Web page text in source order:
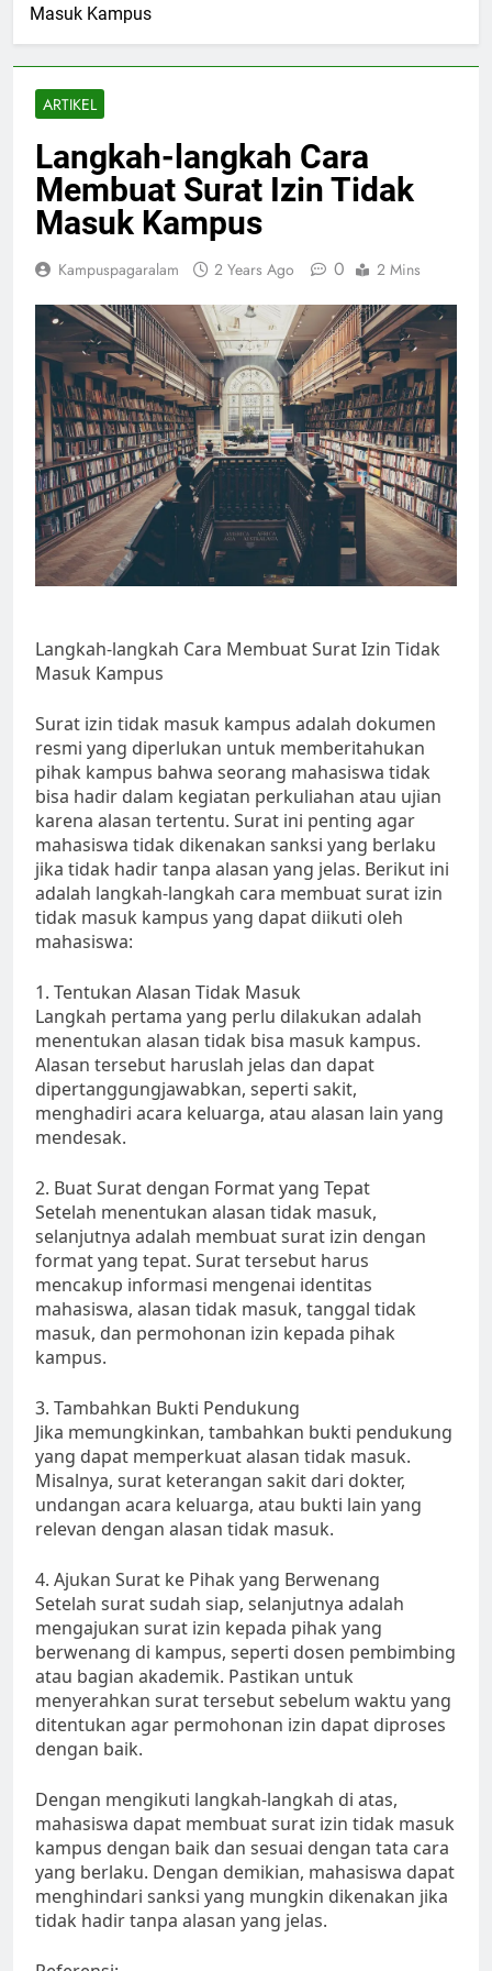
Masuk Kampus
ARTIKEL
Langkah-langkah Cara
Membuat Surat Izin Tidak
Masuk Kampus
Kampuspagaralam 2 Years Ago 0 2 Mins
Langkah-langkah Cara Membuat Surat Izin Tidak
Masuk Kampus
Surat izin tidak masuk kampus adalah dokumen
resmi yang diperlukan untuk memberitahukan
pihak kampus bahwa seorang mahasiswa tidak
bisa hadir dalam kegiatan perkuliahan atau ujian
karena alasan tertentu. Surat ini penting agar
mahasiswa tidak dikenakan sanksi yang berlaku
jika tidak hadir tanpa alasan yang jelas. Berikut ini
adalah langkah-langkah cara membuat surat izin
tidak masuk kampus yang dapat diikuti oleh
mahasiswa:
1. Tentukan Alasan Tidak Masuk
Langkah pertama yang perlu dilakukan adalah
menentukan alasan tidak bisa masuk kampus.
Alasan tersebut haruslah jelas dan dapat
dipertanggungjawabkan, seperti sakit,
menghadiri acara keluarga, atau alasan lain yang
mendesak.
2. Buat Surat dengan Format yang Tepat
Setelah menentukan alasan tidak masuk,
selanjutnya adalah membuat surat izin dengan
format yang tepat. Surat tersebut harus
mencakup informasi mengenai identitas
mahasiswa, alasan tidak masuk, tanggal tidak
masuk, dan permohonan izin kepada pihak
kampus.
3. Tambahkan Bukti Pendukung
Jika memungkinkan, tambahkan bukti pendukung
yang dapat memperkuat alasan tidak masuk.
Misalnya, surat keterangan sakit dari dokter,
undangan acara keluarga, atau bukti lain yang
relevan dengan alasan tidak masuk.
4. Ajukan Surat ke Pihak yang Berwenang
Setelah surat sudah siap, selanjutnya adalah
mengajukan surat izin kepada pihak yang
berwenang di kampus, seperti dosen pembimbing
atau bagian akademik. Pastikan untuk
menyerahkan surat tersebut sebelum waktu yang
ditentukan agar permohonan izin dapat diproses
dengan baik.
Dengan mengikuti langkah-langkah di atas,
mahasiswa dapat membuat surat izin tidak masuk
kampus dengan baik dan sesuai dengan tata cara
yang berlaku. Dengan demikian, mahasiswa dapat
menghindari sanksi yang mungkin dikenakan jika
tidak hadir tanpa alasan yang jelas.